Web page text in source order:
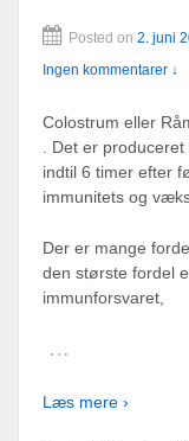
Posted on 2. juni
Ingen kommentarer ↓
Colostrum eller
. Det er
indtil 6 timer efter
immunitets og
Der er mange
den største fordel
immunforsvaret,
…
Læs mere ›